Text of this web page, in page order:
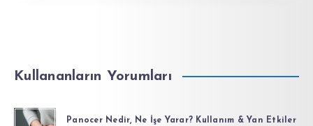
Kullananların Yorumları
Panocer Nedir, Ne İşe Yarar? Kullanım & Yan Etkiler